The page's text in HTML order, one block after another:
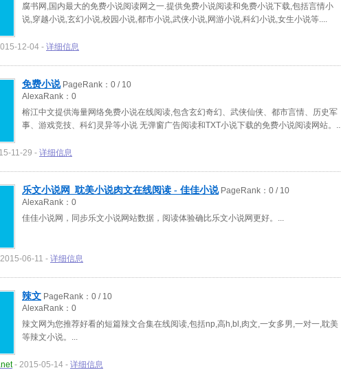
腐书网,国内最大的免费小说阅读网之一.提供免费小说阅读和免费小说下载,包括言情小
说,穿越小说,玄幻小说,校园小说,都市小说,武侠小说,网游小说,科幻小说,女生小说等.
12-04 - 详细信息
免费小说PageRank： 0 / 10
AlexaRank： 0
榕江中文提供海量网络免费小说在线阅读,包含玄幻奇幻、武侠仙侠、都市言情、历史军
事、游戏竞技、科幻灵异等小说 无弹窗广告阅读和TXT小说下载的免费小说阅读网站。
11-29 - 详细信息
乐文小说网_耽美小说肉文在线阅读 - 佳佳小说PageRank： 0 / 10
AlexaRank： 0
佳佳小说网，同步乐文小说网站数据，阅读体验确比乐文小说网更好。
06-11 - 详细信息
辣文 PageRank： 0 / 10
AlexaRank： 0
辣文网为您推荐好看的短篇辣文合集在线阅读,包括np,高h,bl,肉文,一女多男,一对一,耽美
等辣文小说。
- 2015-05-14 - 详细信息